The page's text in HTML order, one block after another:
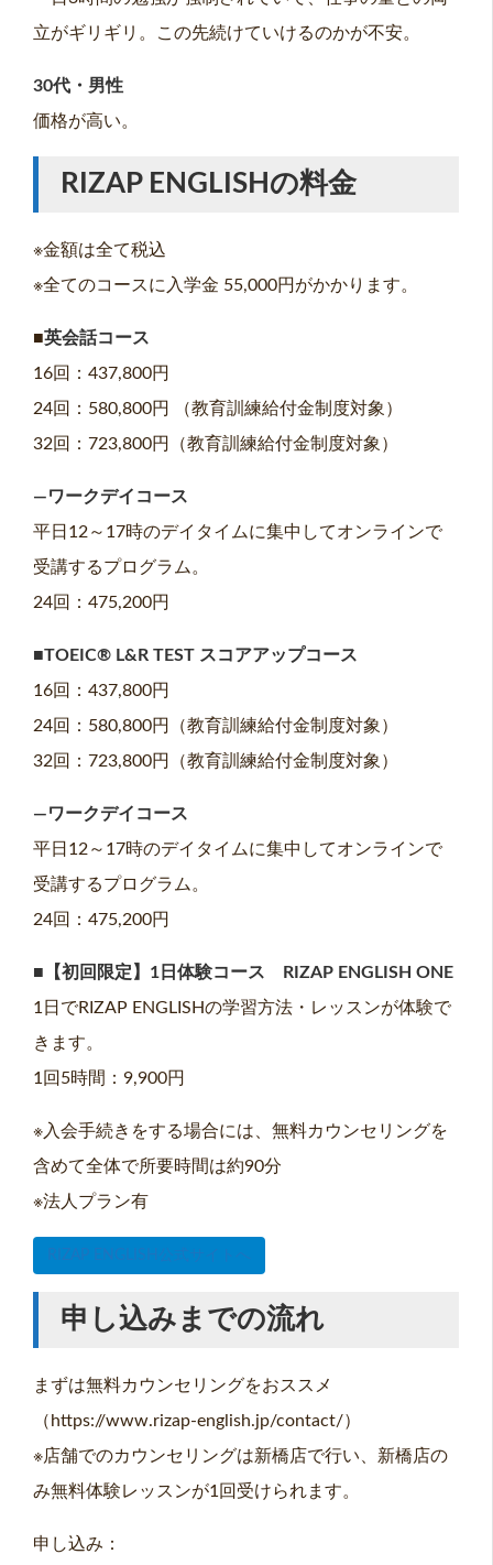
立がギリギリ。この先続けていけるのかが不安。
30代・男性
価格が高い。
RIZAP ENGLISHの料金
※金額は全て税込
※全てのコースに入学金 55,000円がかかります。
■英会話コース
16回：437,800円
24回：580,800円 （教育訓練給付金制度対象）
32回：723,800円（教育訓練給付金制度対象）
—ワークデイコース
平日12～17時のデイタイムに集中してオンラインで
受講するプログラム。
24回：475,200円
■TOEIC® L&R TEST スコアアップコース
16回：437,800円
24回：580,800円（教育訓練給付金制度対象）
32回：723,800円（教育訓練給付金制度対象）
—ワークデイコース
平日12～17時のデイタイムに集中してオンラインで
受講するプログラム。
24回：475,200円
■【初回限定】1日体験コース RIZAP ENGLISH ONE
1日でRIZAP ENGLISHの学習方法・レッスンが体験で
きます。
1回5時間：9,900円
※入会手続きをする場合には、無料カウンセリングを
含めて全体で所要時間は約90分
※法人プラン有
RIZAP ENGLISH公式サイトへ
申し込みまでの流れ
まずは無料カウンセリングをおススメ
（https://www.rizap-english.jp/contact/）
※店舗でのカウンセリングは新橋店で行い、新橋店の
み無料体験レッスンが1回受けられます。
申し込み：